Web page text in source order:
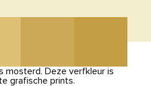
mosterd. Deze verfkleur is
grafische prints.